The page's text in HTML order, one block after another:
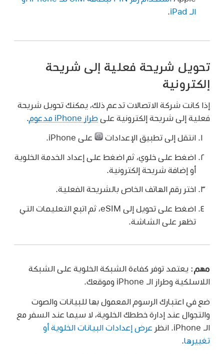
الـ iPad
تحويل شريحة فعلية إلى شريحة
إلكترونية
إذا كانت شركة الاتصالات تدعم ذلك، يمكنك تحويل شريحة
فعلية إلى شريحة إلكترونية على طراز iPhone مدعوم
انتقل إلى تطبيق الإعدادات على iPhone.
اضغط على خلوي، ثم اضغط على إعداد الخدمة الخلوية
أو إضافة شريحة إلكترونية.
اختر رقم الهاتف الخاص بالشريحة الفعلية.
اضغط على تحويل إلى eSIM، ثم اتبع التعليمات التي
تظهر على الشاشة.
مهم: يعتمد توفر كفاءة الشبكة الخلوية على الشبكة
اللاسلكية وطراز الـ iPhone وموقعك.
ضع في اعتبارك الرسوم المعمول بها للبيانات والصوت
والتجوال عند إدارة خططك الخلوية، لا سيما عند السفر مع
الـ iPhone. انظر
عرض إعدادات البيانات الخلوية أو
تغييرها